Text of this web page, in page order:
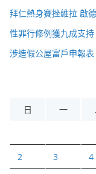
拜仁熱身賽挫維拉 啟
性罪行修例獲九成支
涉造假公屋富戶申報
日
一
2 3 4